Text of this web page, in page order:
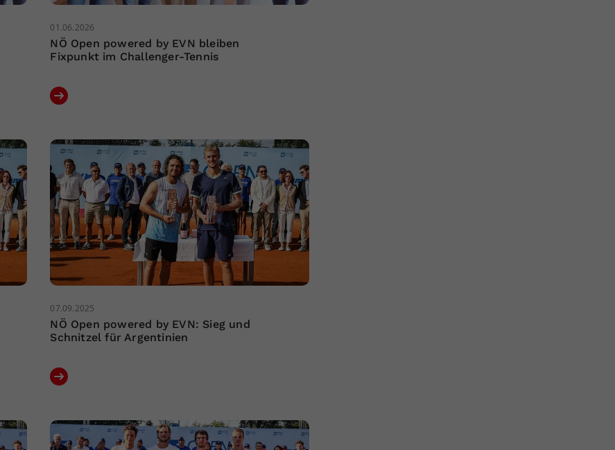
01.06.2026
NÖ Open powered by EVN bleiben
Fixpunkt im Challenger-Tennis
07.09.2025
NÖ Open powered by EVN: Sieg und
Schnitzel für Argentinien